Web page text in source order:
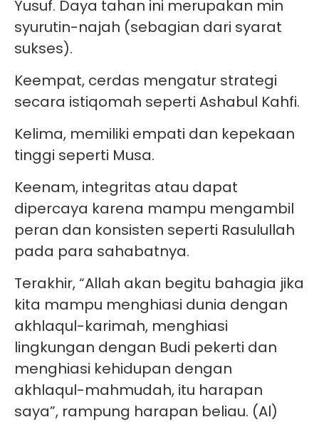
Yusuf. Daya tahan ini merupakan min
syurutin-najah (sebagian dari syarat
sukses).
Keempat, cerdas mengatur strategi
secara istiqomah seperti Ashabul Kahfi.
Kelima, memiliki empati dan kepekaan
tinggi seperti Musa.
Keenam, integritas atau dapat
dipercaya karena mampu mengambil
peran dan konsisten seperti Rasulullah
pada para sahabatnya.
Terakhir, “Allah akan begitu bahagia jika
kita mampu menghiasi dunia dengan
akhlaqul-karimah, menghiasi
lingkungan dengan Budi pekerti dan
menghiasi kehidupan dengan
akhlaqul-mahmudah, itu harapan
saya”, rampung harapan beliau. (Al)